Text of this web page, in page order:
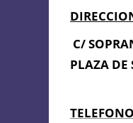
C/
PLAZA DE